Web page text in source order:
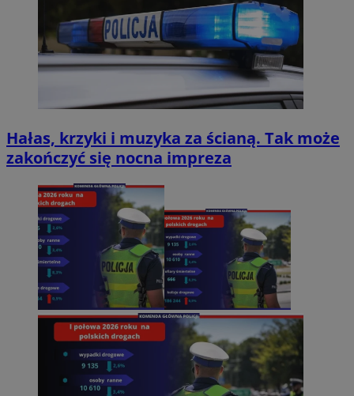
Hałas, krzyki i muzyka za ścianą. Tak może
zakończyć się nocna impreza